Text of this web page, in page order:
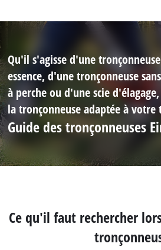
Qu'il s'agisse d'une
essence, d'une tronçonneuse
à perche ou d'une scie
la tronçonneuse adaptée à
Guide des tronçonneuses
Ce qu'il faut rechercher